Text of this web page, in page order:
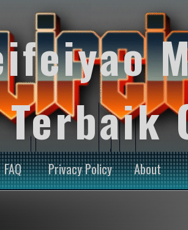
Terbaik
FAQ Privacy Policy About